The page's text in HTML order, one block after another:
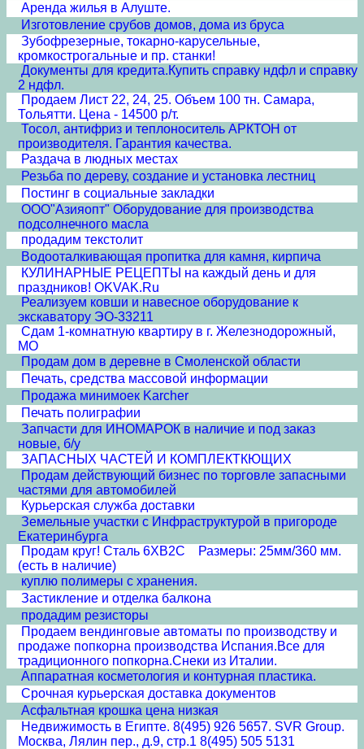
Аренда жилья в Алуште.
Изготовление срубов домов, дома из бруса
Зубофрезерные, токарно-карусельные,
кромкострогальные и пр. станки!
Документы для кредита.Купить справку ндфл и справку
2 ндфл.
Продаем Лист 22, 24, 25. Объем 100 тн. Самара,
Тольятти. Цена - 14500 р/т.
Тосол, антифриз и теплоноситель АРКТОН от
производителя. Гарантия качества.
Раздача в людных местах
Резьба по дереву, создание и установка лестниц
Постинг в социальные закладки
ООО"Азияопт" Оборудование для производства
подсолнечного масла
продадим текстолит
Водооталкивающая пропитка для камня, кирпича
КУЛИНАРНЫЕ РЕЦЕПТЫ на каждый день и для
праздников! OKVAK.Ru
Реализуем ковши и навесное оборудование к
экскаватору ЭО-33211
Сдам 1-комнатную квартиру в г. Железнодорожный,
МО
Продам дом в деревне в Смоленской области
Печать, средства массовой информации
Продажа минимоек Karcher
Печать полиграфии
Запчасти для ИНОМАРОК в наличие и под заказ
новые, б/у
ЗАПАСНЫХ ЧАСТЕЙ И КОМПЛЕКТКЮЩИХ
Продам действующий бизнес по торговле запасными
частями для автомобилей
Курьерская служба доставки
Земельные участки с Инфраструктурой в пригороде
Екатеринбурга
Продам круг! Сталь 6ХВ2С Размеры: 25мм/360 мм.
(есть в наличие)
куплю полимеры с хранения.
Застикление и отделка балкона
продадим резисторы
Продаем вендинговые автоматы по производству и
продаже попкорна производства Испания.Все для
традиционного попкорна.Снеки из Италии.
Аппаратная косметология и контурная пластика.
Срочная курьерская доставка документов
Асфальтная крошка цена низкая
Недвижимость в Египте. 8(495) 926 5657. SVR Group.
Москва, Лялин пер., д.9, стр.1 8(495) 505 5131